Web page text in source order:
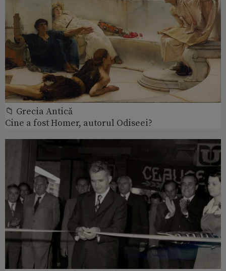
📁 Grecia Antică
Cine a fost Homer, autorul Odiseei?